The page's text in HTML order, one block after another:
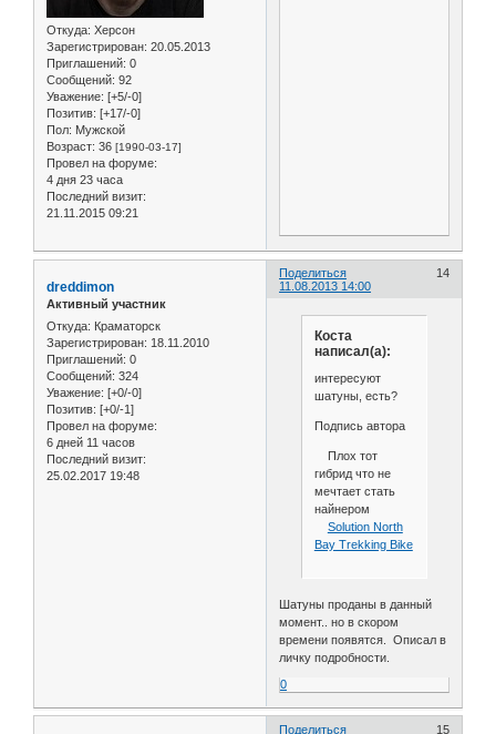
Откуда: Херсон
Зарегистрирован: 20.05.2013
Приглашений: 0
Сообщений: 92
Уважение: [+5/-0]
Позитив: [+17/-0]
Пол: Мужской
Возраст: 36 [1990-03-17]
Провел на форуме:
4 дня 23 часа
Последний визит:
21.11.2015 09:21
Поделиться
14
11.08.2013 14:00
dreddimon
Активный участник
Откуда: Краматорск
Зарегистрирован: 18.11.2010
Приглашений: 0
Сообщений: 324
Уважение: [+0/-0]
Позитив: [+0/-1]
Провел на форуме:
6 дней 11 часов
Последний визит:
25.02.2017 19:48
Коста
написал(а):
интересуют
шатуны, есть?
Подпись автора
Плох тот
гибрид что не
мечтает стать
найнером
Solution North
Bay Trekking Bike
Шатуны проданы в данный
момент.. но в скором
времени появятся. Описал в
личку подробности.
0
Поделиться
15